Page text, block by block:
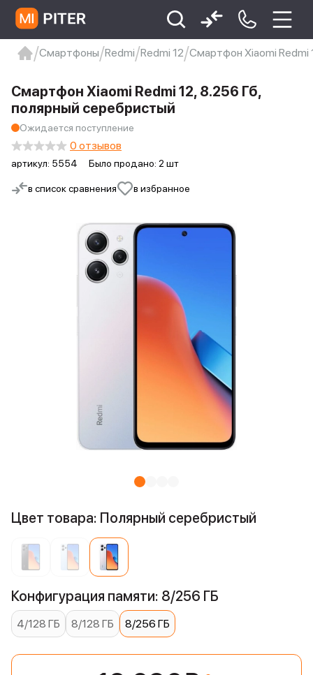
Xiaomi 9 про
xiaomi redmi 12c
Смартфоны Redmi Redmi 12 Смартфон Xiaomi Redmi
в список сравнения в избранное
Смартфон Xiaomi Redmi 12, 8.256 Гб,
полярный серебристый
Ожидается поступление
артикул: 5554 Было продано: 2 шт
0 отзывов
Цвет товара: Полярный серебристый
Конфигурация памяти: 8/256 ГБ
4/128 ГБ 8/128 ГБ 8/256 ГБ